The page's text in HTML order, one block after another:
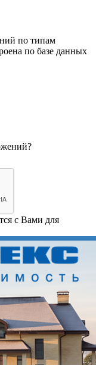
по типам
по базе данных
с Вами для